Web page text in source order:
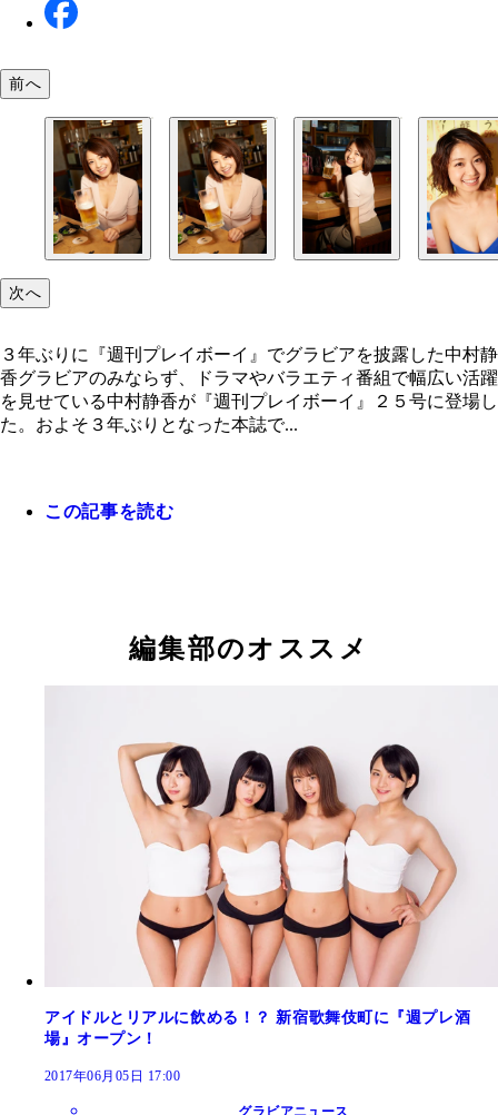
前へ
次へ
３年ぶりに『週刊プレイボーイ』でグラビアを披露した中村静
香グラビアのみならず、ドラマやバラエティ番組で幅広い活躍
を見せている中村静香が『週刊プレイボーイ』２５号に登場し
た。およそ３年ぶりとなった本誌で...
この記事を読む
編集部のオススメ
アイドルとリアルに飲める！？ 新宿歌舞伎町に『週プレ酒
場』オープン！
2017年06月05日 17:00